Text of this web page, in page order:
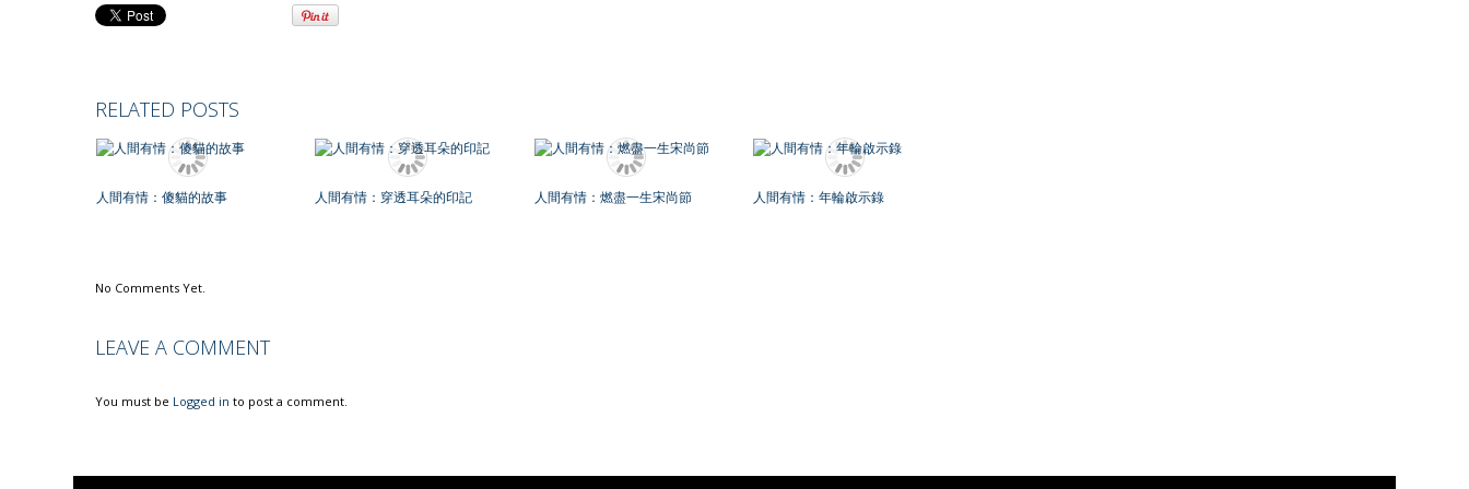
RELATED POSTS
人間有情：傻貓的故事 人間有情：穿透耳朵的印記 人間有情：燃盡一生宋尚節 人間有情：年輪啟示錄
No Comments Yet.
LEAVE A COMMENT
You must be Logged in to post a comment.